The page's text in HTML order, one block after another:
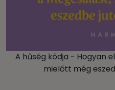
A hűség kódja - Hogyan
mielőtt még